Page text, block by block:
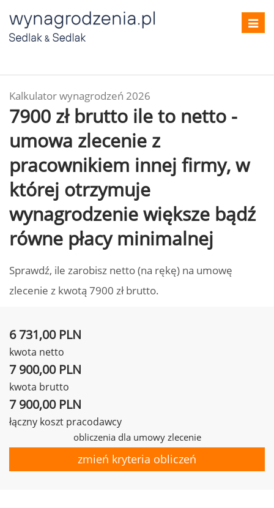
Kalkulator wynagrodzeń 2026
7900 zł brutto ile to netto -
umowa zlecenie z
pracownikiem innej firmy, w
której otrzymuje
wynagrodzenie większe bądź
równe płacy minimalnej
Sprawdź, ile zarobisz netto (na rękę) na umowę
zlecenie z kwotą 7900 zł brutto.
6 731,00 PLN
kwota netto
7 900,00 PLN
kwota brutto
7 900,00 PLN
łączny koszt pracodawcy
obliczenia dla umowy zlecenie
zmień kryteria obliczeń